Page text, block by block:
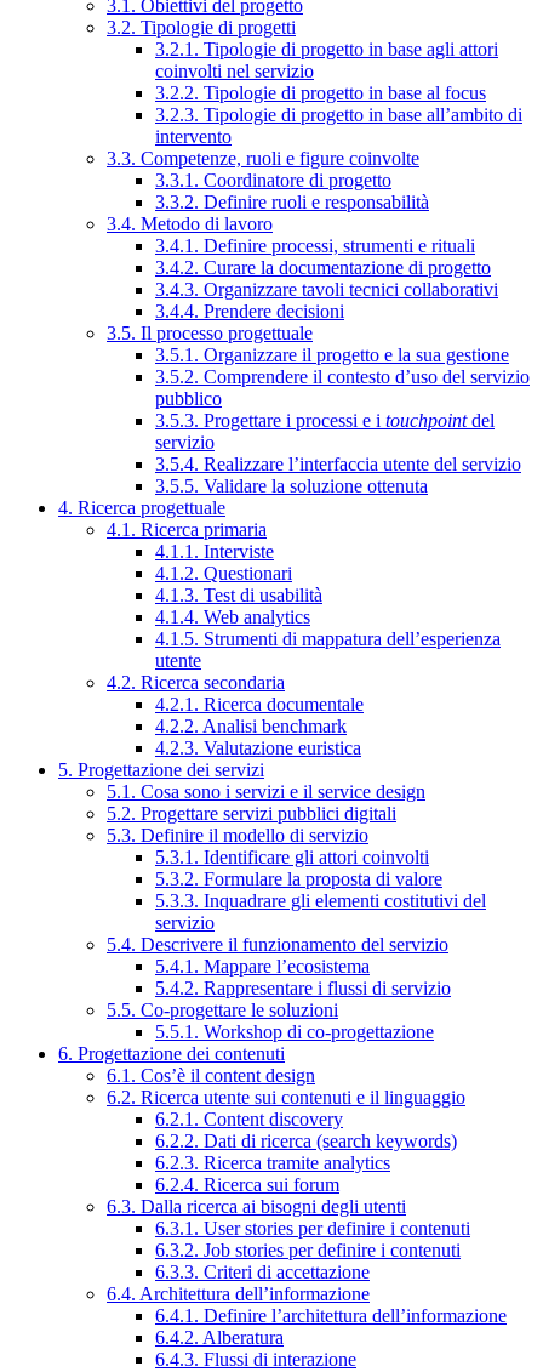
3.1. Obiettivi del progetto
3.2. Tipologie di progetti
3.2.1. Tipologie di progetto in base agli attori
coinvolti nel servizio
3.2.2. Tipologie di progetto in base al focus
3.2.3. Tipologie di progetto in base all’ambito di
intervento
3.3. Competenze, ruoli e figure coinvolte
3.3.1. Coordinatore di progetto
3.3.2. Definire ruoli e responsabilità
3.4. Metodo di lavoro
3.4.1. Definire processi, strumenti e rituali
3.4.2. Curare la documentazione di progetto
3.4.3. Organizzare tavoli tecnici collaborativi
3.4.4. Prendere decisioni
3.5. Il processo progettuale
3.5.1. Organizzare il progetto e la sua gestione
3.5.2. Comprendere il contesto d’uso del servizio
pubblico
3.5.3. Progettare i processi e i touchpointdel
servizio
3.5.4. Realizzare l’interfaccia utente del servizio
3.5.5. Validare la soluzione ottenuta
4. Ricerca progettuale
4.1. Ricerca primaria
4.1.1. Interviste
4.1.2. Questionari
4.1.3. Test di usabilità
4.1.4. Web analytics
4.1.5. Strumenti di mappatura dell’esperienza
utente
4.2. Ricerca secondaria
4.2.1. Ricerca documentale
4.2.2. Analisi benchmark
4.2.3. Valutazione euristica
5. Progettazione dei servizi
5.1. Cosa sono i servizi e il service design
5.2. Progettare servizi pubblici digitali
5.3. Definire il modello di servizio
5.3.1. Identificare gli attori coinvolti
5.3.2. Formulare la proposta di valore
5.3.3. Inquadrare gli elementi costitutivi del
servizio
5.4. Descrivere il funzionamento del servizio
5.4.1. Mappare l’ecosistema
5.4.2. Rappresentare i flussi di servizio
5.5. Co-progettare le soluzioni
5.5.1. Workshop di co-progettazione
6. Progettazione dei contenuti
6.1. Cos’è il content design
6.2. Ricerca utente sui contenuti e il linguaggio
6.2.1. Content discovery
6.2.2. Dati di ricerca (search keywords)
6.2.3. Ricerca tramite analytics
6.2.4. Ricerca sui forum
6.3. Dalla ricerca ai bisogni degli utenti
6.3.1. User stories per definire i contenuti
6.3.2. Job stories per definire i contenuti
6.3.3. Criteri di accettazione
6.4. Architettura dell’informazione
6.4.1. Definire l’architettura dell’informazione
6.4.2. Alberatura
6.4.3. Flussi di interazione